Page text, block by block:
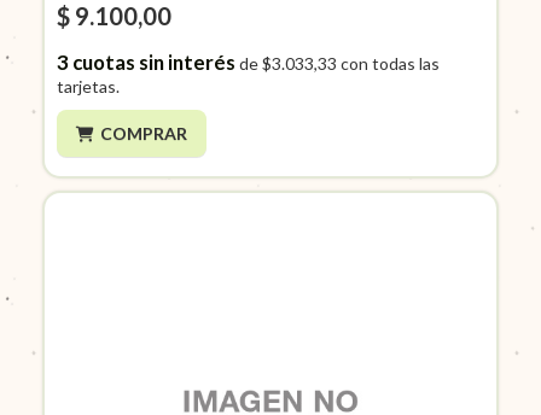
$ 9.100,00
3cuotas sin interés de$3.033,33 con todas las
tarjetas.
COMPRAR